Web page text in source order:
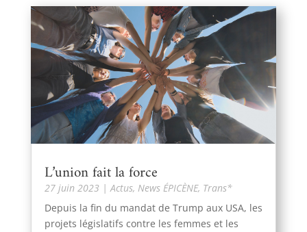
L’union fait la force
27 juin 2023 |Actus, News ÉPICÈNE, Trans*
Depuis la fin du mandat de Trump aux USA, les
projets législatifs contre les femmes et les